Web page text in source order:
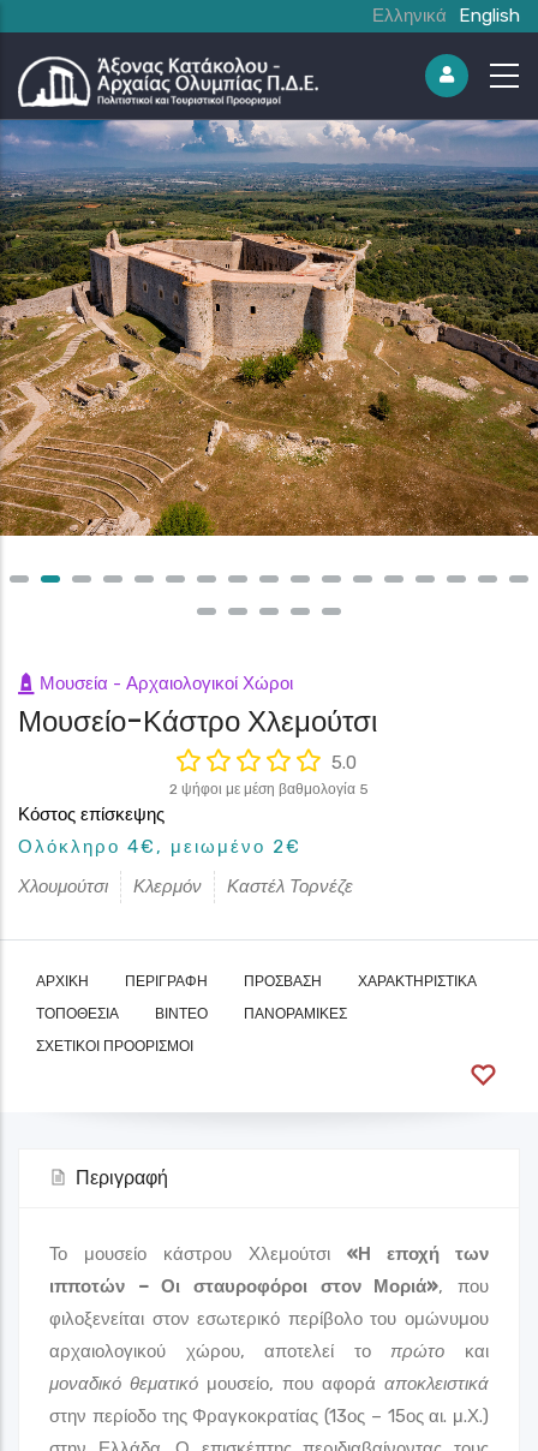
Ελληνικά English
Μουσεία - Αρχαιολογικοί Χώροι
Μουσείο-Κάστρο Χλεμούτσι
5.0
2 ψήφοι με μέση βαθμολογία 5
Κόστος επίσκεψης
Ολόκληρο 4€, μειωμένο 2€
Χλουμούτσι
Κλερμόν Καστέλ Τορνέζε
ΑΡΧΙΚΉ ΠΕΡΙΓΡΑΦΉ ΠΡΌΣΒΑΣΗ
ΧΑΡΑΚΤΗΡΙΣΤΙΚΆ
ΤΟΠΟΘΕΣΊΑ
ΒΊΝΤΕΟ
ΠΑΝΟΡΑΜΙΚΈΣ
ΣΧΕΤΙΚΟΊ ΠΡΟΟΡΙΣΜΟΊ
Περιγραφή
Το μουσείο κάστρου Χλεμούτσι «Η εποχή των
ιπποτών – Οι σταυροφόροι στον Μοριά», που
φιλοξενείται στον εσωτερικό περίβολο του ομώνυμου
αρχαιολογικού χώρου, αποτελεί το πρώτο και
μοναδικό θεματικό μουσείο, που αφορά αποκλειστικά
στην περίοδο της Φραγκοκρατίας (13ος – 15ος αι. μ.Χ.)